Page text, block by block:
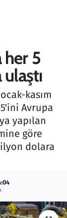
5
kasım
Avrupa
yapılan
göre
dolara